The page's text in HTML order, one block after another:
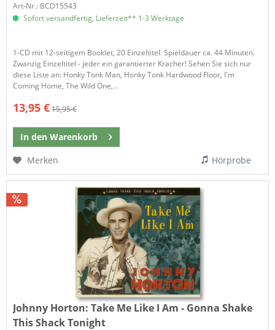
Art-Nr.: BCD15543
Sofort versandfertig, Lieferzeit** 1-3 Werktage
1-CD mit 12-seitigem Booklet, 20 Einzeltitel. Spieldauer ca. 44 Minuten.
Zwanzig Einzeltitel - jeder ein garantierter Kracher! Sehen Sie sich nur
diese Liste an: Honky Tonk Man, Honky Tonk Hardwood Floor, I'm
Coming Home, The Wild One,...
13,95 €15,95 €
In den Warenkorb
Merken
Hörprobe
Johnny Horton:Take Me Like I Am - Gonna Shake
This Shack Tonight